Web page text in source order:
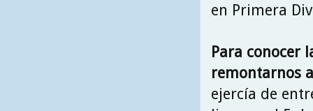
en Primera
Para conocer
remontarnos
ejercía de